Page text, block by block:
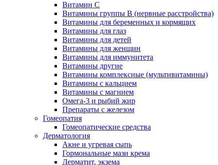
Витамин С
Витамины группы В (нервные расстройства)
Витамины для беременных и кормящих
Витамины для глаз
Витамины для детей
Витамины для женщин
Витамины для иммунитета
Витамины другие
Витамины комплексные (мультивитамины)
Витамины с кальцием
Витамины с магнием
Омега-3 и рыбий жир
Препараты с железом
Гомеопатия
Гомеопатические средства
Дерматология
Акне и угревая сыпь
Гормональные мази крема
Дерматит, экзема